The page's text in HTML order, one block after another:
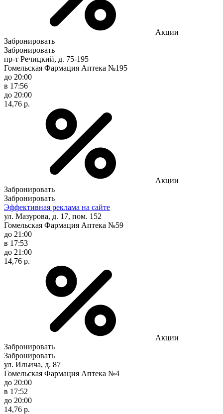
Акции
Забронировать
Забронировать
пр-т Речицкий, д. 75-195
Гомельская Фармация Аптека №195
до 20:00
в 17:56
до 20:00
14,76 р.
Акции
Забронировать
Забронировать
Эффективная реклама на сайте
ул. Мазурова, д. 17, пом. 152
Гомельская Фармация Аптека №59
до 21:00
в 17:53
до 21:00
14,76 р.
Акции
Забронировать
Забронировать
ул. Ильича, д. 87
Гомельская Фармация Аптека №4
до 20:00
в 17:52
до 20:00
14,76 р.